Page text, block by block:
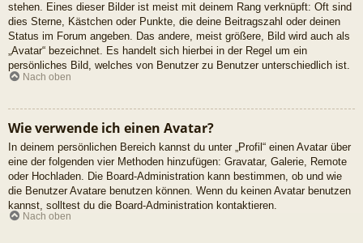
stehen. Eines dieser Bilder ist meist mit deinem Rang verknüpft: Oft sind
dies Sterne, Kästchen oder Punkte, die deine Beitragszahl oder deinen
Status im Forum angeben. Das andere, meist größere, Bild wird auch als
„Avatar“ bezeichnet. Es handelt sich hierbei in der Regel um ein
persönliches Bild, welches von Benutzer zu Benutzer unterschiedlich ist.
Nach oben
Wie verwende ich einen Avatar?
In deinem persönlichen Bereich kannst du unter „Profil“ einen Avatar über
eine der folgenden vier Methoden hinzufügen: Gravatar, Galerie, Remote
oder Hochladen. Die Board-Administration kann bestimmen, ob und wie
die Benutzer Avatare benutzen können. Wenn du keinen Avatar benutzen
kannst, solltest du die Board-Administration kontaktieren.
Nach oben